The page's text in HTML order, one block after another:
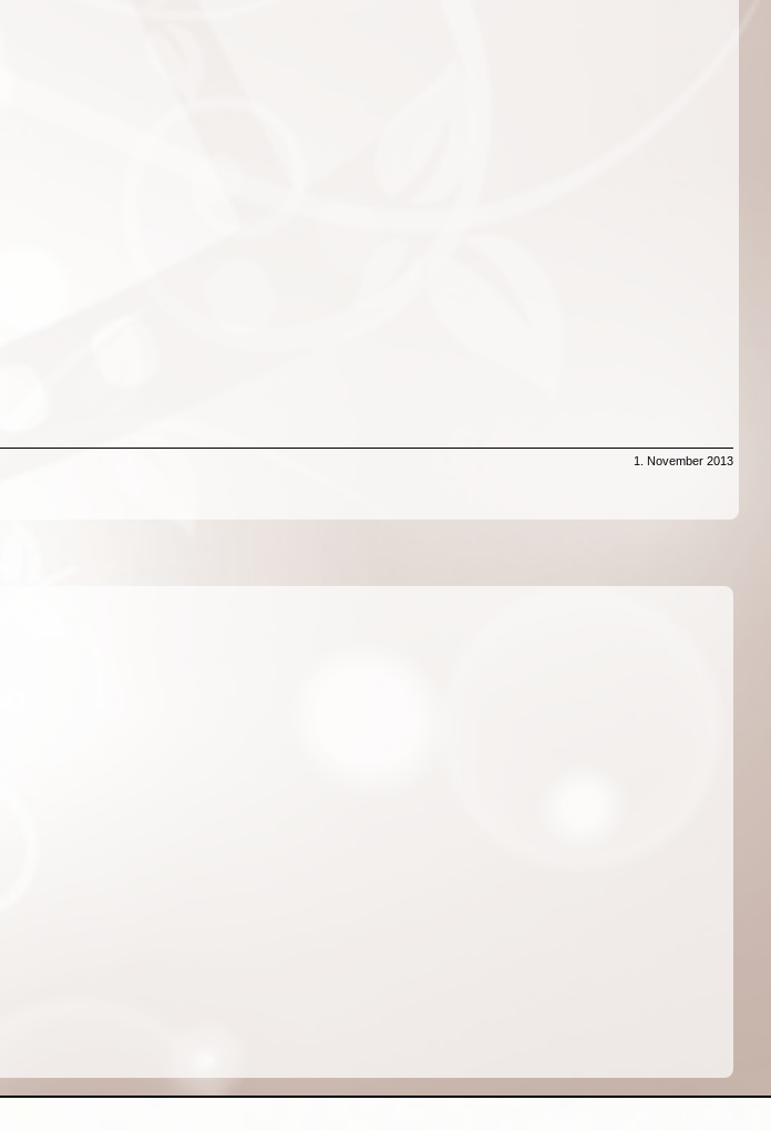
1. November 2013